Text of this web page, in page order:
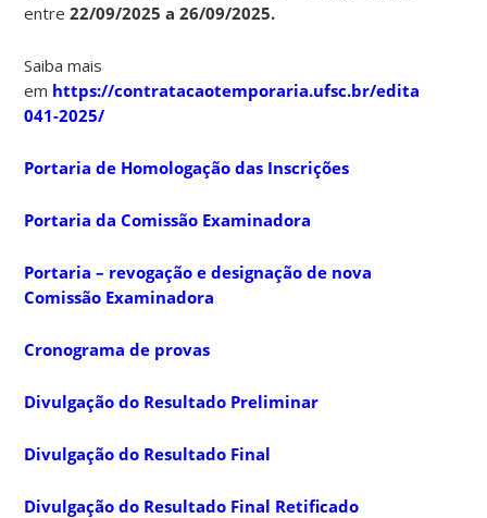
entre22/09/2025 a 26/09/2025.
Saiba mais
em https://contratacaotemporaria.ufsc.br/edital-
041-2025/
Portaria de Homologação das Inscrições
Portaria da Comissão Examinadora
Portaria – revogação e designação de nova
Comissão Examinadora
Cronograma de provas
Divulgação do Resultado Preliminar
Divulgação do Resultado Final
Divulgação do Resultado Final Retificado